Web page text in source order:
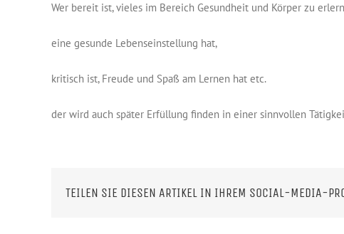
Wer bereit ist, vieles im Bereich Gesundheit und Körper zu
eine gesunde Lebenseinstellung hat,
kritisch ist, Freude und Spaß am Lernen hat etc.
der wird auch später Erfüllung finden in einer sinnvollen
TEILEN SIE DIESEN ARTIKEL IN IHREM SOCIAL-MEDIA-